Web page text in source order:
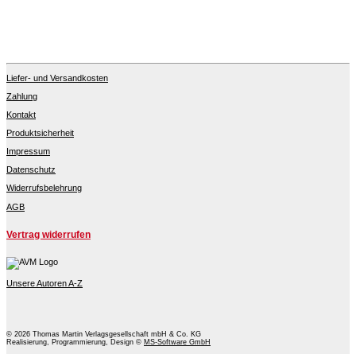
Liefer- und Versandkosten
Zahlung
Kontakt
Produktsicherheit
Impressum
Datenschutz
Widerrufsbelehrung
AGB
Vertrag widerrufen
Unsere Autoren A-Z
© 2026 Thomas Martin Verlagsgesellschaft mbH & Co. KG
Realisierung, Programmierung, Design © MS-Software GmbH